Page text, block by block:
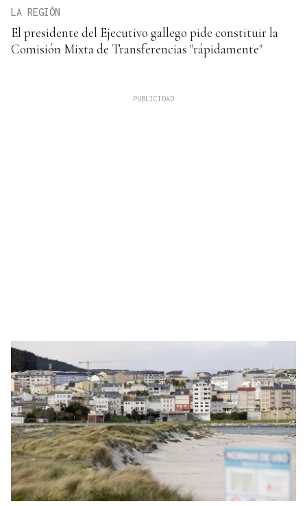
LA REGIÓN
El presidente del Ejecutivo gallego pide constituir la
Comisión Mixta de Transferencias "rápidamente"